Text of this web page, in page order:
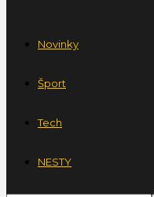
Novinky
Šport
Tech
NESTY